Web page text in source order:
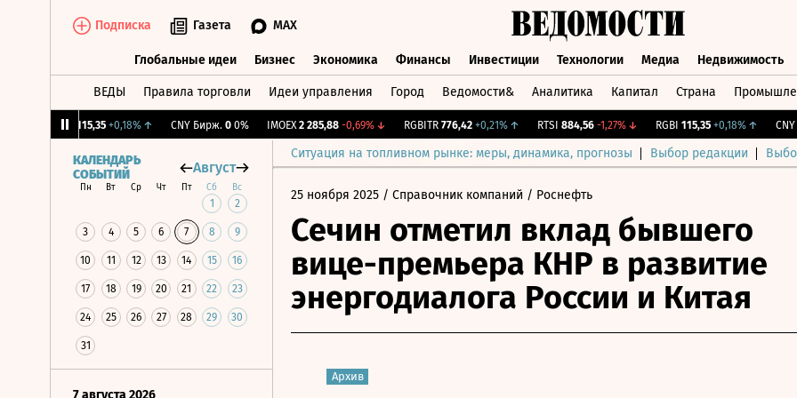
Подписка Газета MAX
Глобальные идеи Бизнес Экономика Финансы Инвестиции Технологии Медиа Недвижимость
ВЕДЫ Правила торговли Идеи управления Город Ведомости& Аналитика Капитал Страна
115,35 +0,18% ↑ CNY Бирж. 0 0% IMOEX 2 285,88 -0,69%↓ RGBITR 776,42 +0,21%↑ RTSI 884,56 -1,27%↓ RGBI 115,35 +0,18% ↑ CNY
Ситуация на топливном рынке: меры, динамика, прогнозы Выбор редакции
КАЛЕНДАРЬ
СОБЫТИЙ
Август
Пн Вт Ср Чт Пт Сб Вс
1 2
3 4 5 6 7 8 9
10 11 12 13 14 15 16
17 18 19 20 21 22 23
24 25 26 27 28 29 30
31
7 августа 2026
25 ноября 2025 / Справочник компаний / Роснефть
Сечин отметил вклад бывшего
вице-премьера КНР в развитие
энергодиалога России и Китая
Архив